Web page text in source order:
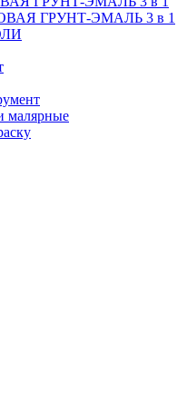
ГРУНТ-ЭМАЛЬ 3 в 1
малярные